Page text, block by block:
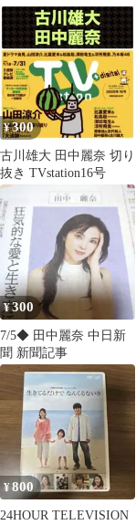
¥300
古川雄大 田中麗奈 切り
抜き TVstation16号
¥300
7/5◆ 田中麗奈 中日新
聞 新聞記事
¥800
24HOUR TELEVISION